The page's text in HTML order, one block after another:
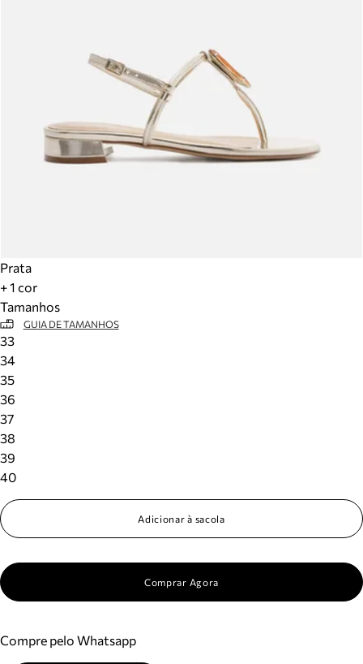
Prata
+ 1 cor
Tamanhos
GUIA DE TAMANHOS
33
34
35
36
37
38
39
40
Adicionar à sacola
Comprar Agora
Compre pelo Whatsapp